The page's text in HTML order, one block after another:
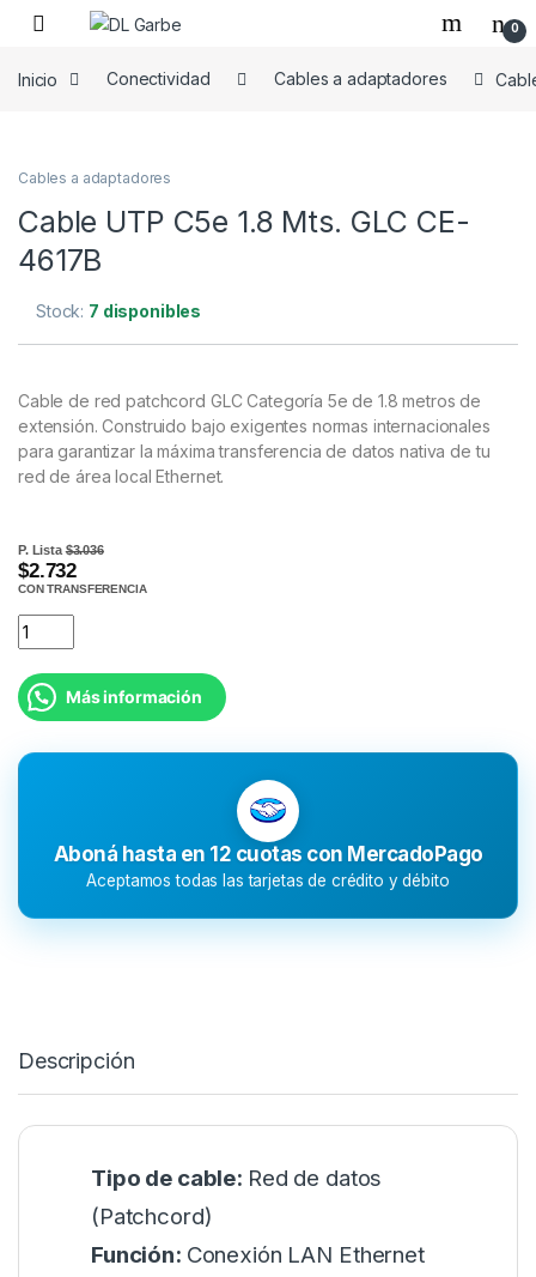
0
Inicio Conectividad Cables a adaptadores
Cables a adaptadores
Cable UTP C5e 1.8 Mts. GLC CE-
4617B
Stock: 7 disponibles
Cable de red patchcord GLC Categoría 5e de 1.8 metros de
extensión. Construido bajo exigentes normas internacionales
para garantizar la máxima transferencia de datos nativa de tu
red de área local Ethernet.
P. Lista$3.036
$2.732
CON TRANSFERENCIA
Más información
Aboná hasta en 12 cuotas con MercadoPago
Aceptamos todas las tarjetas de crédito y débito
Descripción
Tipo de cable: Red de datos
(Patchcord)
Función: Conexión LAN Ethernet